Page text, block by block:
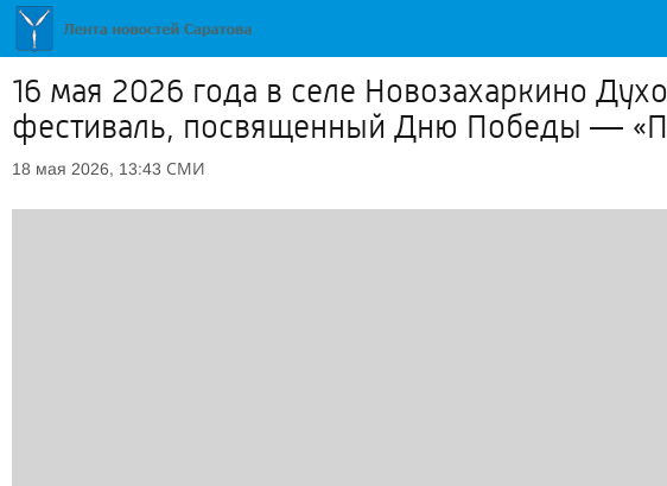
16 мая 2026 года в селе Новозахаркино
фестиваль, посвященный Дню Победы —
18 мая 2026, 13:43 СМИ